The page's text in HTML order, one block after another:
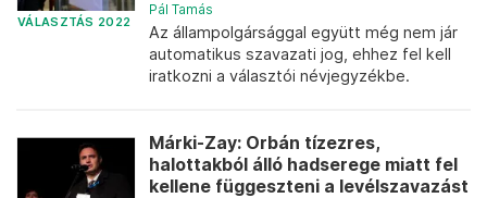
VÁLASZTÁS 2022
Pál Tamás
Az állampolgársággal együtt még nem jár
automatikus szavazati jog, ehhez fel kell
iratkozni a választói névjegyzékbe.
Márki-Zay: Orbán tízezres,
halottakból álló hadserege miatt fel
kellene függeszteni a levélszavazást